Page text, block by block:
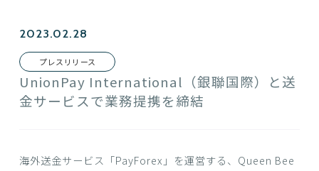
Contact us
2023.02.28
プレスリリース
UnionPay International（銀聯国際）と送
金サービスで業務提携を締結
海外送金サービス「PayForex」を運営する、Queen Bee